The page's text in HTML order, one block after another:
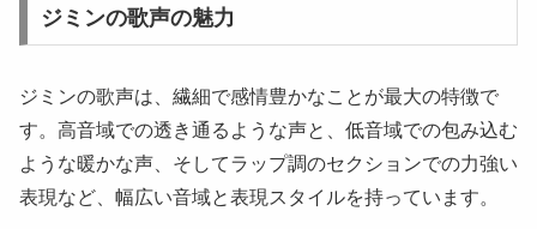
ジミンの歌声の魅力
ジミンの歌声は、繊細で感情豊かなことが最大の特徴で
す。高音域での透き通るような声と、低音域での包み込む
ような暖かな声、そしてラップ調のセクションでの力強い
表現など、幅広い音域と表現スタイルを持っています。